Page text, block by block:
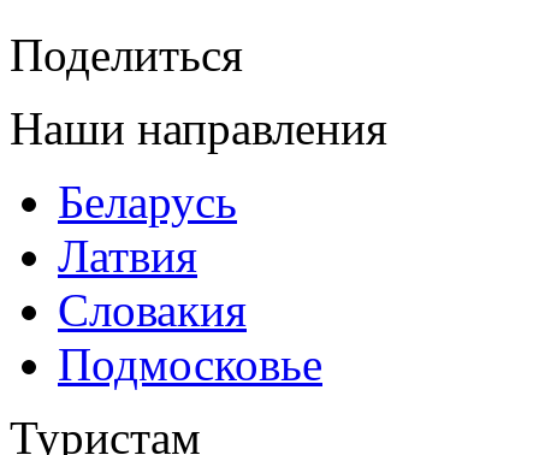
Поделиться
Наши направления
Беларусь
Латвия
Словакия
Подмосковье
Туристам